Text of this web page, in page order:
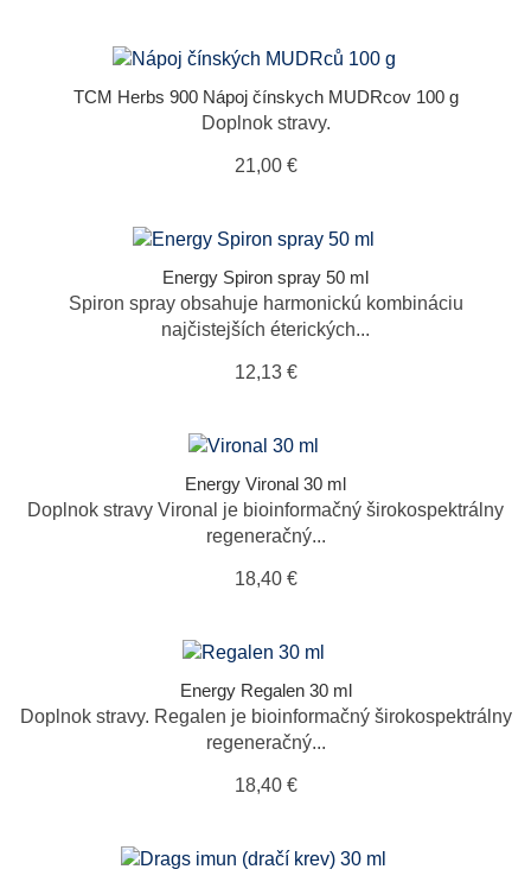
TCM Herbs 900 Nápoj čínskych MUDRcov 100 g
Doplnok stravy.
21,00 €
Energy Spiron spray 50 ml
Spiron spray obsahuje harmonickú kombináciu
najčistejších éterických...
12,13 €
Energy Vironal 30 ml
Doplnok stravy Vironal je bioinformačný širokospektrálny
regeneračný...
18,40 €
Energy Regalen 30 ml
Doplnok stravy. Regalen je bioinformačný širokospektrálny
regeneračný...
18,40 €